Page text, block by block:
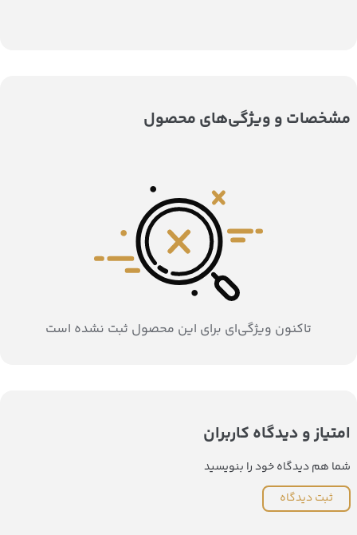
مشخصات و ویژگی‌های محصول
تاکنون ویژگی‌ای برای این محصول ثبت نشده است
امتیاز و دیدگاه کاربران
شما هم دیدگاه خود را بنویسید
ثبت دیدگاه